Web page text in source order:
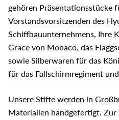
gehören Präsentationsstücke
Vorstandsvorsitzenden des
Schiffbauunternehmens, Ihre
Grace von Monaco, das
sowie Silberwaren für das
für das Fallschirmregiment
Unsere Stifte werden in
Materialien handgefertigt. Zur